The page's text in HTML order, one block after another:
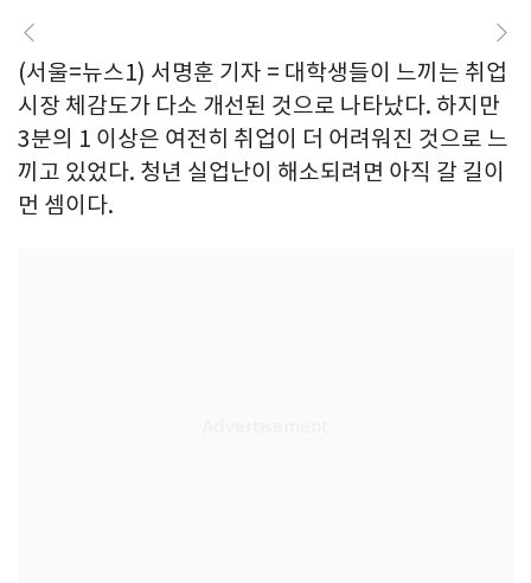
(서울=뉴스1) 서명훈 기자 = 대학생들이 느끼는 취업
시장 체감도가 다소 개선된 것으로 나타났다. 하지만
3분의 1 이상은 여전히 취업이 더 어려워진 것으로 느
끼고 있었다. 청년 실업난이 해소되려면 아직 갈 길이
먼 셈이다.